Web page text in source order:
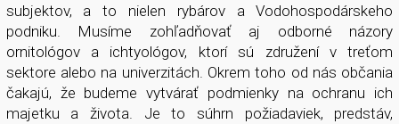
subjektov, a to nielen rybárov a Vodohospodárskeho
podniku. Musíme zohľadňovať aj odborné názory
ornitológov a ichtyológov, ktorí sú združení v treťom
sektore alebo na univerzitách. Okrem toho od nás občania
čakajú, že budeme vytvárať podmienky na ochranu ich
majetku a života. Je to súhrn požiadaviek, predstáv,